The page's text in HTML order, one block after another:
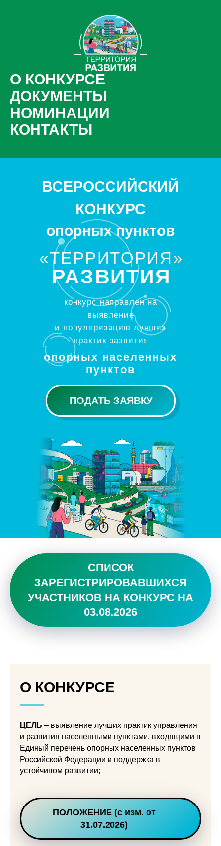
О КОНКУРСЕ
ДОКУМЕНТЫ
НОМИНАЦИИ
КОНТАКТЫ
опорных пунктов
ВСЕРОССИЙСКИЙ
КОНКУРС
«ТЕРРИТОРИЯ»
РАЗВИТИЯ
конкурс направлен на
выявление
и популяризацию лучших
практик развития
опорных населенных
пунктов
ПОДАТЬ ЗАЯВКУ
СПИСОК
ЗАРЕГИСТРИРОВАВШИХСЯ
УЧАСТНИКОВ НА КОНКУРС НА
03.08.2026
О КОНКУРСЕ
ЦЕЛЬ – выявление лучших практик управления
и развития населенными пунктами, входящими в
Единый перечень опорных населенных пунктов
Российской Федерации и поддержка в
устойчивом развитии;
ПОЛОЖЕНИЕ (с изм. от
31.07.2026)